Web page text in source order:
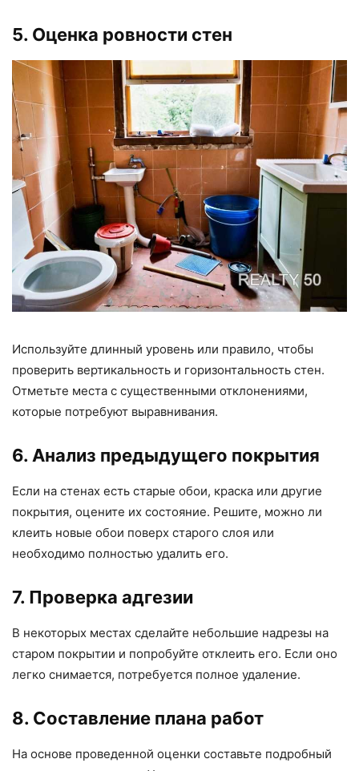
5. Оценка ровности стен
Используйте длинный уровень или правило, чтобы
проверить вертикальность и горизонтальность стен.
Отметьте места с существенными отклонениями,
которые потребуют выравнивания.
6. Анализ предыдущего покрытия
Если на стенах есть старые обои, краска или другие
покрытия, оцените их состояние. Решите, можно ли
клеить новые обои поверх старого слоя или
необходимо полностью удалить его.
7. Проверка адгезии
В некоторых местах сделайте небольшие надрезы на
старом покрытии и попробуйте отклеить его. Если оно
легко снимается, потребуется полное удаление.
8. Составление плана работ
На основе проведенной оценки составьте подробный